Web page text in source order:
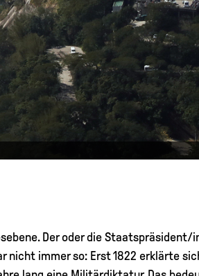
Der oder die Staatspräsident/
nicht immer so: Erst 1822 erklärte